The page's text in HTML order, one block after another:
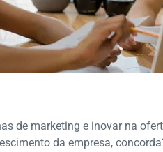
de marketing e inovar na
da empresa,